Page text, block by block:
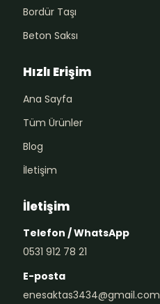
Bordür Taşı
Beton Saksı
Hızlı Erişim
Ana Sayfa
Tüm Ürünler
Blog
İletişim
İletişim
Telefon / WhatsApp
0531 912 78 21
E-posta
enesaktas3434@gmail.com